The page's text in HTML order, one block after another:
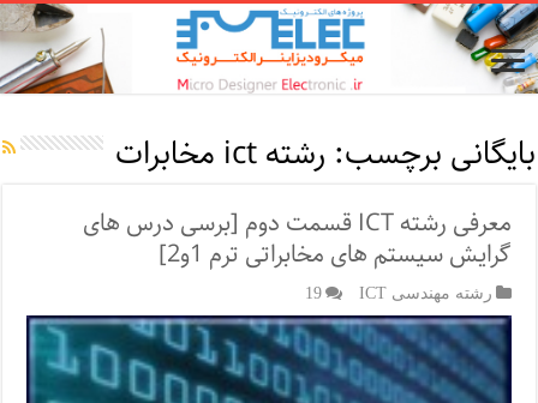
بایگانی برچسب: رشته ict مخابرات
معرفی رشته ICT قسمت دوم [برسی درس های
گرایش سیستم های مخابراتی ترم 1و2]
رشته مهندسی ICT 19